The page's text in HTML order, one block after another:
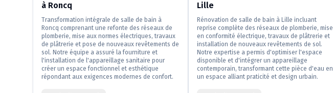
à Roncq
Transformation intégrale de salle de bain à
Roncq comprenant une refonte des réseaux de
plomberie, mise aux normes électriques, travaux
de plâtrerie et pose de nouveaux revêtements de
sol. Notre équipe a assuré la fourniture et
l'installation de l'appareillage sanitaire pour
créer un espace fonctionnel et esthétique
répondant aux exigences modernes de confort.
Lille
Rénovation de salle de bain à Lille incluant
reprise complète des réseaux de plomberie, mise
en conformité électrique, travaux de plâtrerie et
installation de nouveaux revêtements de sol.
Notre expertise a permis d'optimiser l'espace
disponible et d'intégrer un appareillage
contemporain, transformant cette pièce d'eau en
un espace alliant praticité et design urbain.